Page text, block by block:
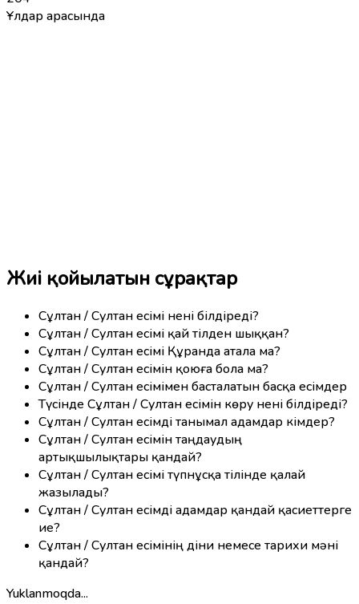
Ұлдар арасында
Жиі қойылатын сұрақтар
Сұлтан / Султан есімі нені білдіреді?
Сұлтан / Султан есімі қай тілден шыққан?
Сұлтан / Султан есімі Құранда атала ма?
Сұлтан / Султан есімін қоюға бола ма?
Сұлтан / Султан есімімен басталатын басқа есімдер
Түсінде Сұлтан / Султан есімін көру нені білдіреді?
Сұлтан / Султан есімді танымал адамдар кімдер?
Сұлтан / Султан есімін таңдаудың
артықшылықтары қандай?
Сұлтан / Султан есімі түпнұсқа тілінде қалай
жазылады?
Сұлтан / Султан есімді адамдар қандай қасиеттерге
ие?
Сұлтан / Султан есімінің діни немесе тарихи мәні
қандай?
Yuklanmoqda...